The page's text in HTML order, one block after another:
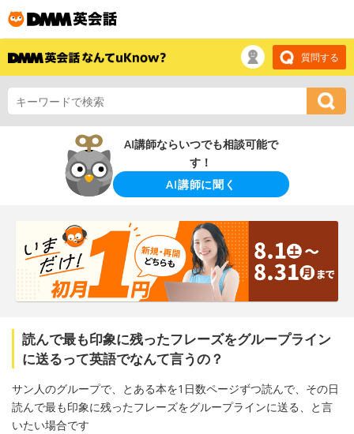
質問する
AI講師ならいつでも相談可能で
す！
AI講師に聞く
読んで最も印象に残ったフレーズをグループライン
に送るって英語でなんて言うの？
サン人のグループで、とある本を1日数ページずつ読んで、その日
読んで最も印象に残ったフレーズをグループラインに送る、と言
いたい場合です